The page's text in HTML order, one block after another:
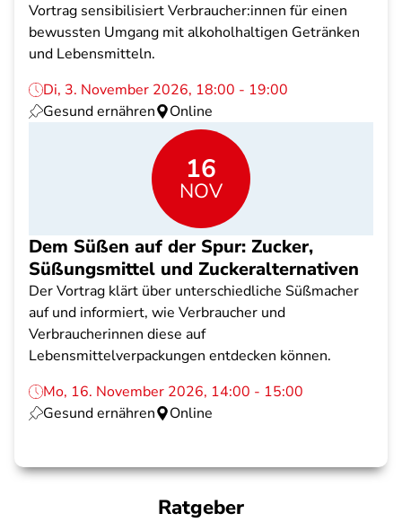
Vortrag sensibilisiert Verbraucher:innen für einen
bewussten Umgang mit alkoholhaltigen Getränken
und Lebensmitteln.
Di, 3. November 2026, 18:00 - 19:00
Gesund ernähren
Online
16
NOV
Dem Süßen auf der Spur: Zucker,
Süßungsmittel und Zuckeralternativen
Der Vortrag klärt über unterschiedliche Süßmacher
auf und informiert, wie Verbraucher und
Verbraucherinnen diese auf
Lebensmittelverpackungen entdecken können.
Mo, 16. November 2026, 14:00 - 15:00
Gesund ernähren
Online
Ratgeber